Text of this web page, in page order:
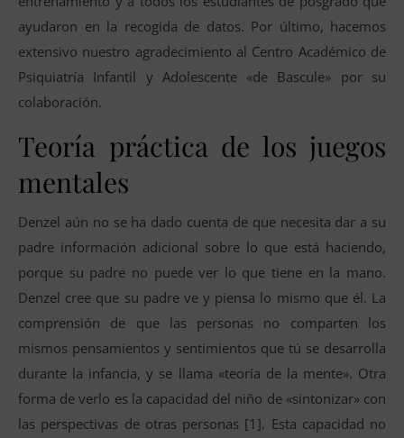
ayudaron en la recogida de datos. Por último, hacemos
extensivo nuestro agradecimiento al Centro Académico de
Psiquiatría Infantil y Adolescente «de Bascule» por su
colaboración.
Teoría práctica de los juegos
mentales
Denzel aún no se ha dado cuenta de que necesita dar a su
padre información adicional sobre lo que está haciendo,
porque su padre no puede ver lo que tiene en la mano.
Denzel cree que su padre ve y piensa lo mismo que él. La
comprensión de que las personas no comparten los
mismos pensamientos y sentimientos que tú se desarrolla
durante la infancia, y se llama «teoría de la mente». Otra
forma de verlo es la capacidad del niño de «sintonizar» con
las perspectivas de otras personas [1]. Esta capacidad no